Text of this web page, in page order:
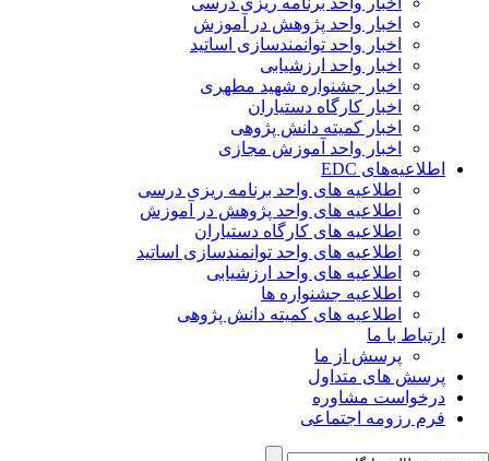
اخبار واحد پژوهش در آموزش
اخبار واحد توانمندسازی اساتید
اخبار واحد ارزشیابی
اخبار جشنواره شهید مطهری
اخبار کارگاه دستیاران
اخبار کمیته دانش پژوهی
اخبار واحد آموزش مجازی
اطلاعیه‌های EDC
اطلاعیه های واحد برنامه ریزی درسی
اطلاعیه های واحد پژوهش در آموزش
اطلاعیه های کارگاه دستیاران
اطلاعیه های واحد توانمندسازی اساتید
اطلاعیه های واحد ارزشیابی
اطلاعیه جشنواره ها
اطلاعیه های کمیته دانش پژوهی
ارتباط با ما
پرسش از ما
پرسش های متداول
درخواست مشاوره
فرم رزومه اجتماعی